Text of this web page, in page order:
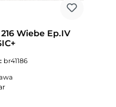
Wiebe Ep.IV
br41186